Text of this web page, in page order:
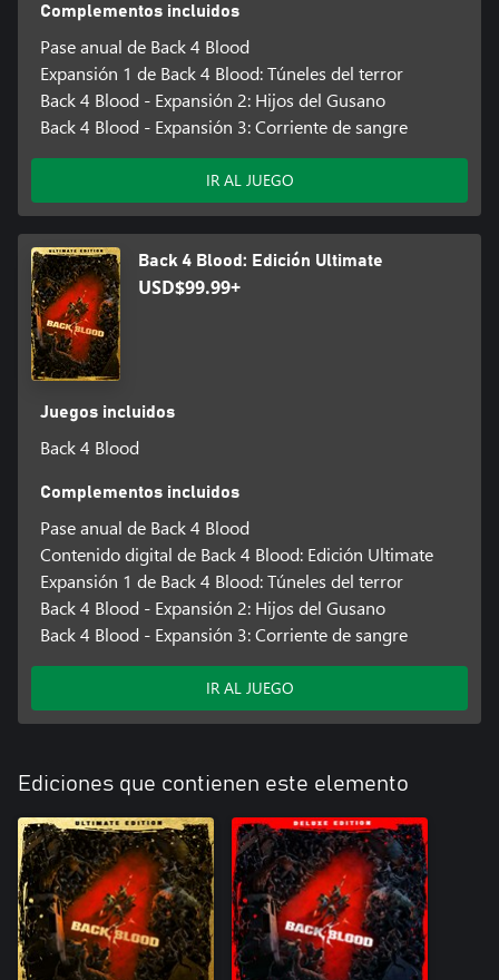
Complementos incluidos
Pase anual de Back 4 Blood
Expansión 1 de Back 4 Blood: Túneles del terror
Back 4 Blood - Expansión 2: Hijos del Gusano
Back 4 Blood - Expansión 3: Corriente de sangre
IR AL JUEGO
Back 4 Blood: Edición Ultimate
USD$99.99+
Juegos incluidos
Back 4 Blood
Complementos incluidos
Pase anual de Back 4 Blood
Contenido digital de Back 4 Blood: Edición Ultimate
Expansión 1 de Back 4 Blood: Túneles del terror
Back 4 Blood - Expansión 2: Hijos del Gusano
Back 4 Blood - Expansión 3: Corriente de sangre
IR AL JUEGO
Ediciones que contienen este elemento